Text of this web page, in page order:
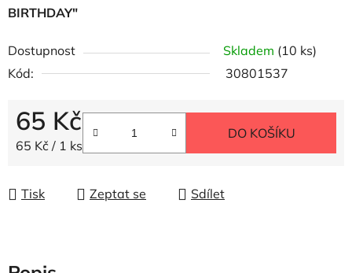
BIRTHDAY"
Dostupnost Skladem (10 ks)
Kód:
30801537
65 Kč
Měrná cena:
65 Kč / 1 ks
DO KOŠÍKU
Tisk Zeptat se Sdílet